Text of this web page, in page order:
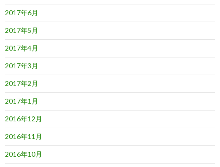
2017年6月
2017年5月
2017年4月
2017年3月
2017年2月
2017年1月
2016年12月
2016年11月
2016年10月